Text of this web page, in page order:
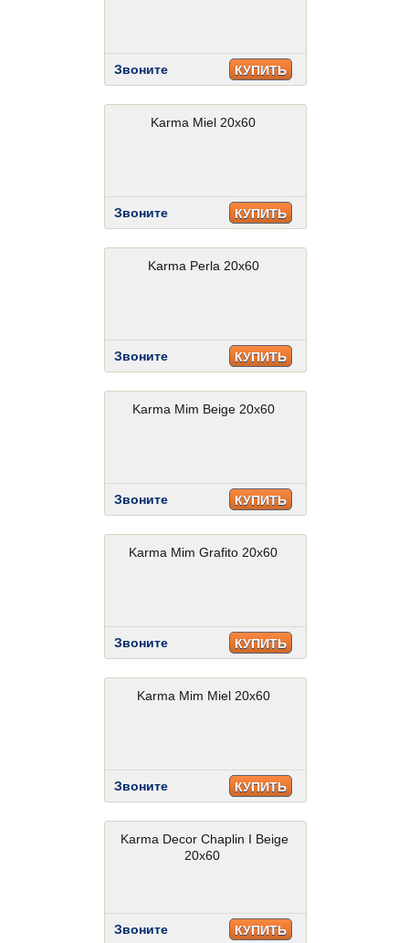
Звоните КУПИТЬ
Karma Miel 20x60
Звоните КУПИТЬ
Karma Perla 20x60
Звоните КУПИТЬ
Karma Mim Beige 20x60
Звоните КУПИТЬ
Karma Mim Grafito 20x60
Звоните КУПИТЬ
Karma Mim Miel 20x60
Звоните КУПИТЬ
Karma Decor Chaplin I Beige
20x60
Звоните КУПИТЬ